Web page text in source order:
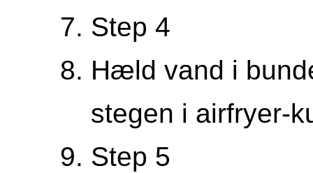
Step 4
Hæld vand i
stegen i airfryer-
Step 5